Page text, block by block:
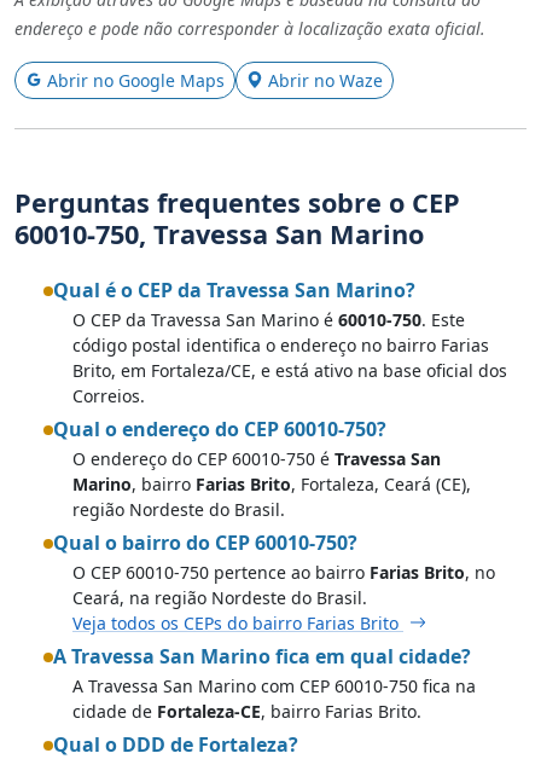
endereço e pode não corresponder à localização exata oficial.
Abrir no Google Maps Abrir no Waze
Perguntas frequentes sobre o CEP
60010-750, Travessa San Marino
Qual é o CEP da Travessa San Marino?
O CEP da Travessa San Marino é 60010-750. Este
código postal identifica o endereço no bairro Farias
Brito, em Fortaleza/CE, e está ativo na base oficial dos
Correios.
Qual o endereço do CEP 60010-750?
O endereço do CEP 60010-750 é Travessa San
Marino, bairro Farias Brito, Fortaleza, Ceará (CE),
região Nordeste do Brasil.
Qual o bairro do CEP 60010-750?
O CEP 60010-750 pertence ao bairro Farias Brito, no
Ceará, na região Nordeste do Brasil.
Veja todos os CEPs do bairro Farias Brito
A Travessa San Marino fica em qual cidade?
A Travessa San Marino com CEP 60010-750 fica na
cidade de Fortaleza-CE, bairro Farias Brito.
Qual o DDD de Fortaleza?